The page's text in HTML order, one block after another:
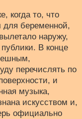
когда то, что
для беременной,
наружу,
В конце
перечислять по
и
музыка,
искусством и,
официально